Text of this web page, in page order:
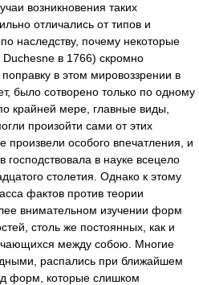
возникновения таких
отличались от типов и
наследству, почему некоторые
в 1766) скромно
в этом мировоззрении в
было сотворено только по одному
крайней мере, главные виды,
произойти сами от этих
особого впечатления, и
господствовала в науке всецело
столетия. Однако к этому
фактов против теории
внимательном изучении форм
столь же постоянных, как и
между собою. Многие
распались при ближайшем
форм, которые слишком